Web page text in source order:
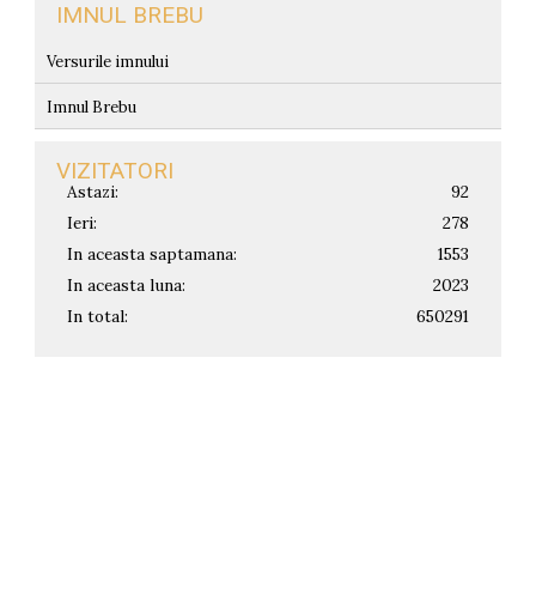
IMNUL BREBU
Versurile imnului
Imnul Brebu
VIZITATORI
Astazi:
92
Ieri:
278
In aceasta saptamana:
1553
In aceasta luna:
2023
In total:
650291